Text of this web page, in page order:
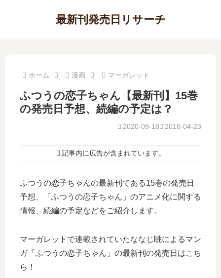
最新刊発売日リサーチ
ホーム 漫画 マーガレット
ふつうの恋子ちゃん【最新刊】15巻
の発売日予想、続編の予定は？
2018-04-23
2020-09-18
記事内に広告が含まれています。
ふつうの恋子ちゃんの最新刊である15巻の発売日
予想、「ふつうの恋子ちゃん」のアニメ化に関する
情報、続編の予定などをご紹介します。
マーガレットで連載されていたななじ眺によるマン
ガ「ふつうの恋子ちゃん」の最新刊の発売日はこち
ら！